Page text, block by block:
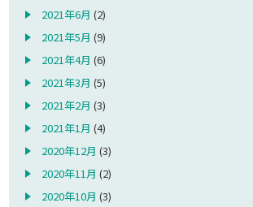
2021年6月 (2)
2021年5月 (9)
2021年4月 (6)
2021年3月 (5)
2021年2月 (3)
2021年1月 (4)
2020年12月 (3)
2020年11月 (2)
2020年10月 (3)